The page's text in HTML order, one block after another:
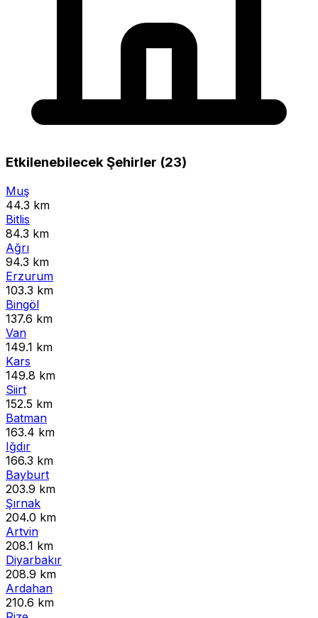
Etkilenebilecek Şehirler (23)
Muş
44.3 km
Bitlis
84.3 km
Ağrı
94.3 km
Erzurum
103.3 km
Bingöl
137.6 km
Van
149.1 km
Kars
149.8 km
Siirt
152.5 km
Batman
163.4 km
Iğdır
166.3 km
Bayburt
203.9 km
Şırnak
204.0 km
Artvin
208.1 km
Diyarbakır
208.9 km
Ardahan
210.6 km